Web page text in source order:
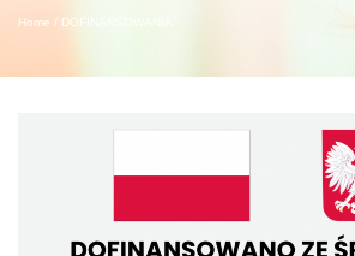
Home / DOFINANSOWANIA